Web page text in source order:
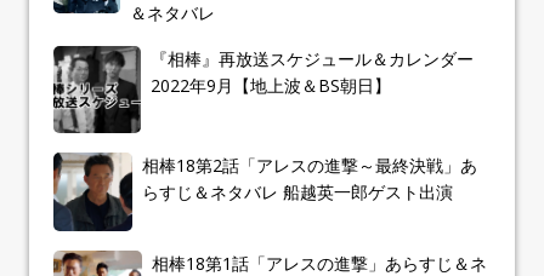
＆ネタバレ
『相棒』再放送スケジュール＆カレンダー
2022年9月【地上波＆BS朝日】
相棒18第2話「アレスの進撃～最終決戦」あ
らすじ＆ネタバレ 船越英一郎ゲスト出演
相棒18第1話「アレスの進撃」あらすじ＆ネ